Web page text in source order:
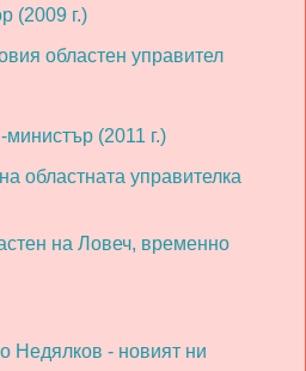
(2009 г.)
областен управител
(2011 г.)
областната управителка
на Ловеч, временно
Недялков - новият ни